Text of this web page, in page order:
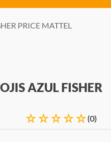
PRICE MATTEL
AZUL FISHER
☆☆☆☆☆(0)